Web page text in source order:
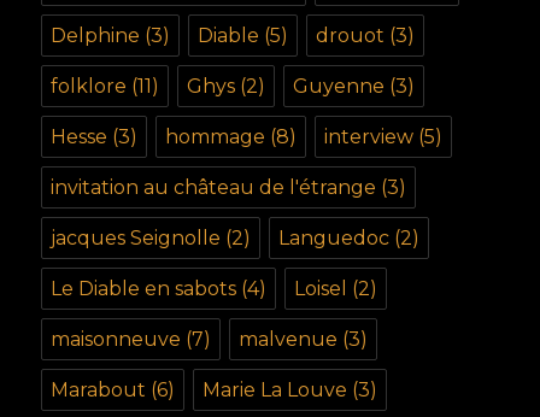
Delphine (3) Diable (5) drouot (3)
folklore (11) Ghys (2) Guyenne (3)
Hesse (3) hommage (8) interview (5)
invitation au château de l'étrange (3)
jacques Seignolle (2) Languedoc (2)
Le Diable en sabots (4) Loisel (2)
maisonneuve (7) malvenue (3)
Marabout (6) Marie La Louve (3)